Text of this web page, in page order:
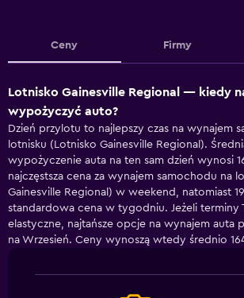
Ceny Firmy
Lotnisko Gainesville Regional — kiedy
wypożyczyć auto?
Dzień przylotu to najlepszy czas na wynajem
lotnisku (Lotnisko Gainesville Regional).
wypożyczenie auta na ten sam dzień wynosi
najczęstsza cena za wynajem samochodu na
Gainesville Regional) w weekend, natomiast
standardowa cena w tygodniu. Jeżeli terminy
elastyczne, najtańsze opcje na wynajem auta
na Wrzesień. Ceny wynoszą wtedy średnio